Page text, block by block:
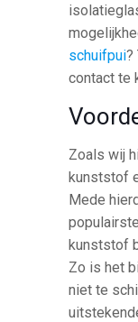
schuifpui?
contact te
Zoals wij
kunststof
Mede
kunststof
Zo is het
niet te